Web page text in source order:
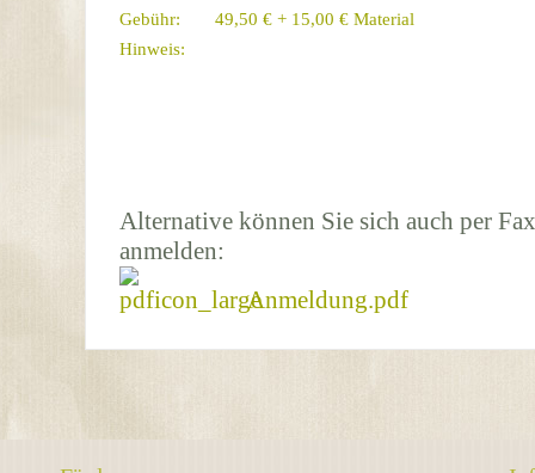
Gebühr:
49,50 € + 15,00 € Material
Hinweis:
Alternative können Sie sich auch per
anmelden:
Anmeldung.pdf